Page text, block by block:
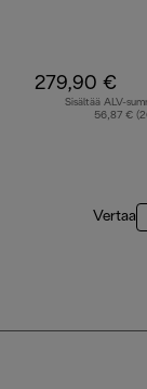
279,90 €
Sisältää ALV-
56,87 €
Vertaa